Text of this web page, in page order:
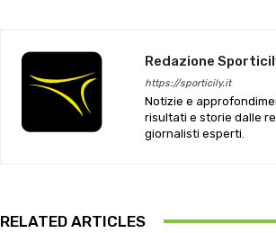
Redazione
https://sporticily.it
Notizie e
risultati e storie dalle
giornalisti esperti.
RELATED ARTICLES